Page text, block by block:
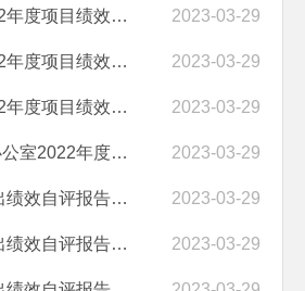
市发展改革委2022年度项目绩效自评报告（2021年市产业建设领军人才培养... 2023-03-29
市发展改革委2022年度项目绩效自评报告（2021年省委省政府保山现场办公... 2023-03-29
市发展改革委2022年度项目绩效自评报告（2021年农产品成本调查经费） 2023-03-29
保山市搬迁安置办公室2022年度整体支出绩效自评报告 2023-03-29
2022年度项目支出绩效自评报告（2022年大中型水库移民培训项目） 2023-03-29
2022年度项目支出绩效自评报告（公益性岗位补贴项目） 2023-03-29